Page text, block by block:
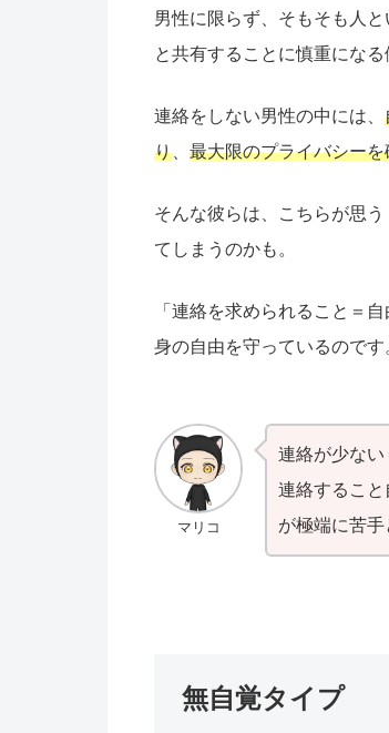
男性に限らず、そもそも人
と共有することに慎重になる
連絡をしない男性の中には、
り
最大限のプライバシー
そんな彼らは、こちらが思
てしまうのかも。
「連絡を求められること＝
身の自由を守っているのです
マリコ
連絡が少ない
連絡するこ
が極端に苦手
無自覚タイプ